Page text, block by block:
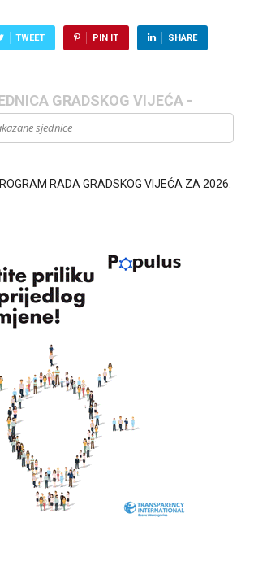
TWEET PIN IT SHARE
GRADSKOG VIJEĆA -
sjednice
RADA GRADSKOG VIJEĆA ZA 2026.